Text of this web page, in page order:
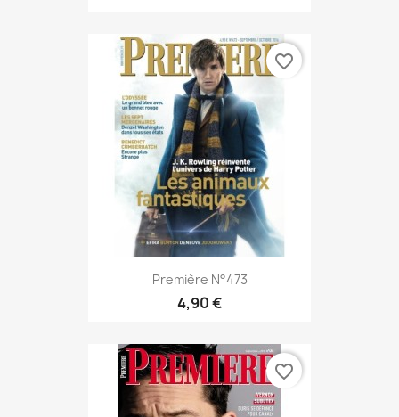
Première N°473
4,90 €
favorite_border
favorite_border